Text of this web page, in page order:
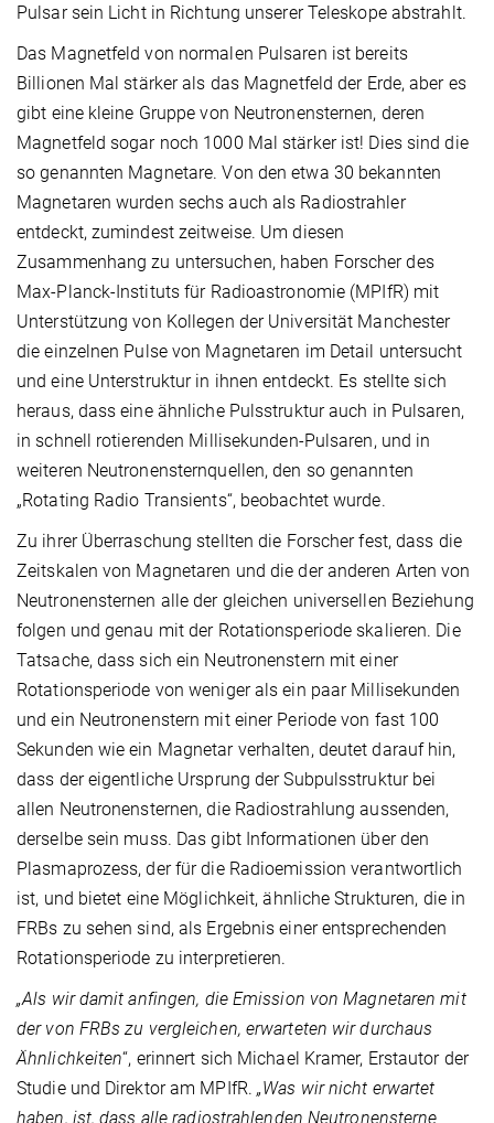
Pulsar sein Licht in Richtung unserer Teleskope abstrahlt.
Das Magnetfeld von normalen Pulsaren ist bereits
Billionen Mal stärker als das Magnetfeld der Erde, aber es
gibt eine kleine Gruppe von Neutronensternen, deren
Magnetfeld sogar noch 1000 Mal stärker ist! Dies sind die
so genannten Magnetare. Von den etwa 30 bekannten
Magnetaren wurden sechs auch als Radiostrahler
entdeckt, zumindest zeitweise. Um diesen
Zusammenhang zu untersuchen, haben Forscher des
Max-Planck-Instituts für Radioastronomie (MPIfR) mit
Unterstützung von Kollegen der Universität Manchester
die einzelnen Pulse von Magnetaren im Detail untersucht
und eine Unterstruktur in ihnen entdeckt. Es stellte sich
heraus, dass eine ähnliche Pulsstruktur auch in Pulsaren,
in schnell rotierenden Millisekunden-Pulsaren, und in
weiteren Neutronensternquellen, den so genannten
„Rotating Radio Transients“, beobachtet wurde.
Zu ihrer Überraschung stellten die Forscher fest, dass die
Zeitskalen von Magnetaren und die der anderen Arten von
Neutronensternen alle der gleichen universellen Beziehung
folgen und genau mit der Rotationsperiode skalieren. Die
Tatsache, dass sich ein Neutronenstern mit einer
Rotationsperiode von weniger als ein paar Millisekunden
und ein Neutronenstern mit einer Periode von fast 100
Sekunden wie ein Magnetar verhalten, deutet darauf hin,
dass der eigentliche Ursprung der Subpulsstruktur bei
allen Neutronensternen, die Radiostrahlung aussenden,
derselbe sein muss. Das gibt Informationen über den
Plasmaprozess, der für die Radioemission verantwortlich
ist, und bietet eine Möglichkeit, ähnliche Strukturen, die in
FRBs zu sehen sind, als Ergebnis einer entsprechenden
Rotationsperiode zu interpretieren.
„Als wir damit anfingen, die Emission von Magnetaren mit
der von FRBs zu vergleichen, erwarteten wir durchaus
Ähnlichkeiten“, erinnert sich Michael Kramer, Erstautor der
Studie und Direktor am MPIfR.„Was wir nicht erwartet
haben, ist, dass alle radiostrahlenden Neutronensterne